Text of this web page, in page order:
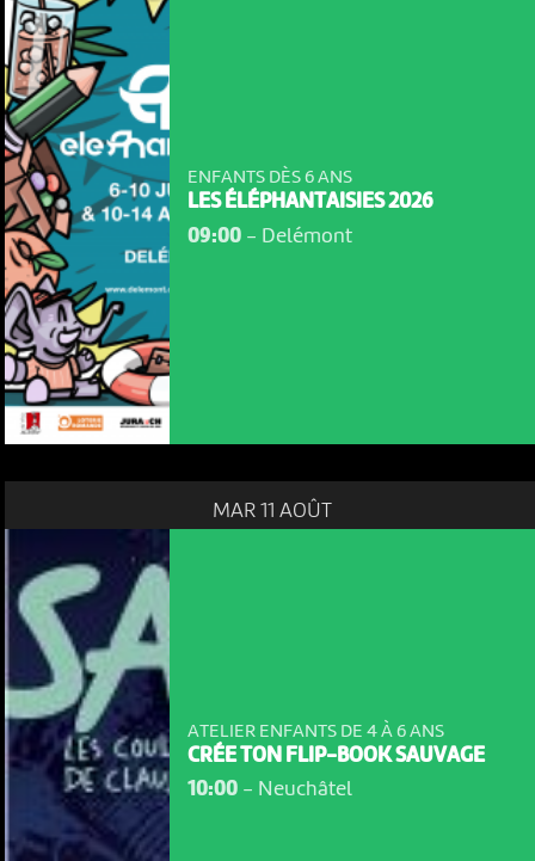
ENFANTS DÈS 6 ANS
LES ÉLÉPHANTAISIES 2026
09:00- Delémont
MAR 11 AOÛT
ATELIER ENFANTS DE 4 À 6 ANS
CRÉE TON FLIP-BOOK SAUVAGE
10:00- Neuchâtel